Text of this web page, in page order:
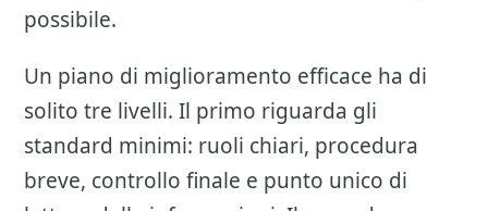
possibile.
Un piano di miglioramento efficace ha di
solito tre livelli. Il primo riguarda gli
standard minimi: ruoli chiari, procedura
breve, controllo finale e punto unico di